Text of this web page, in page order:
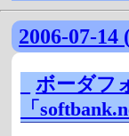
2006-07-14
ボーダフ
「